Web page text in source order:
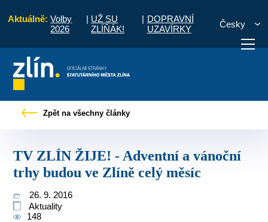
Aktuálně: Volby
2026
| UŽ SU
ZLÍŇÁK!
| DOPRAVNÍ
UZAVÍRKY
Česky
vyřídit Potřebuji zaplatit
Zpět na všechny články
TV ZLÍN ŽIJE! - Adventní a vánoční
trhy budou ve Zlíně celý měsíc
26. 9. 2016
Aktuality
148